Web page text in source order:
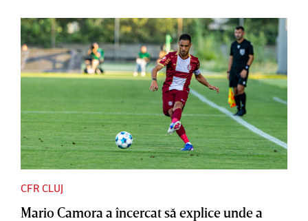
CFR CLUJ
Mario Camora a încercat să explice unde a